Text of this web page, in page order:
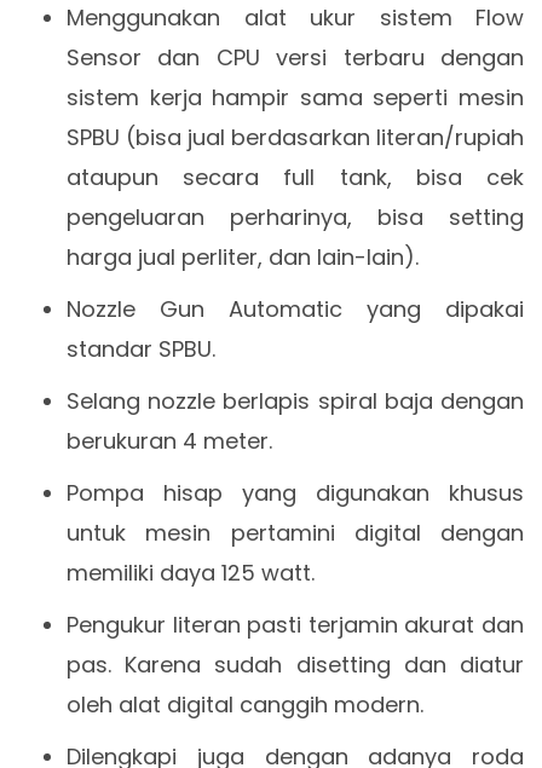
Menggunakan alat ukur sistem Flow
Sensor dan CPU versi terbaru dengan
sistem kerja hampir sama seperti mesin
SPBU (bisa jual berdasarkan literan/rupiah
ataupun secara full tank, bisa cek
pengeluaran perharinya, bisa setting
harga jual perliter, dan lain-lain).
Nozzle Gun Automatic yang dipakai
standar SPBU.
Selang nozzle berlapis spiral baja dengan
berukuran 4 meter.
Pompa hisap yang digunakan khusus
untuk mesin pertamini digital dengan
memiliki daya 125 watt.
Pengukur literan pasti terjamin akurat dan
pas. Karena sudah disetting dan diatur
oleh alat digital canggih modern.
Dilengkapi juga dengan adanya roda